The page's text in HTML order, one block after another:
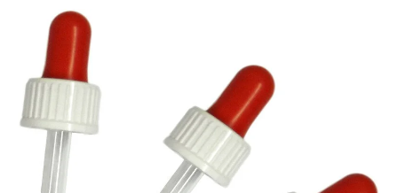
Bildergalerie überspringen